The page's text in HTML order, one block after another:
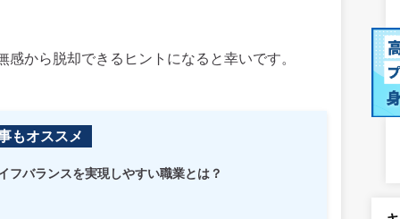
から脱却できるヒントになると幸いです。
もオススメ
フバランスを実現しやすい職業とは？